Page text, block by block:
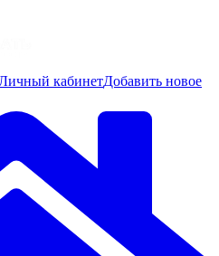
кабинетДобавить новое